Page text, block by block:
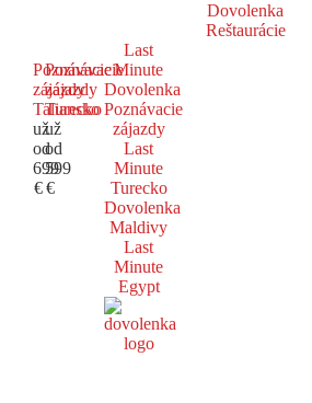
Dovolenka
Reštaurácie
Poznávacie
zájazdy
Taliansko
už
od
699
€
Poznávacie
zájazdy
Turecko
už
od
599
€
Last
Minute
Dovolenka
Poznávacie
zájazdy
Last
Minute
Turecko
Dovolenka
Maldivy
Last
Minute
Egypt